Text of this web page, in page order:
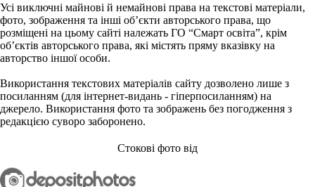
Усі виключні майнові й немайнові права на текстові матеріали,
фото, зображення та інші об’єкти авторського права, що
розміщені на цьому сайті належать ГО “Смарт освіта”, крім
об’єктів авторського права, які містять пряму вказівку на
авторство іншої особи.
Використання текстових матеріалів сайту дозволено лише з
посиланням (для інтернет-видань - гіперпосиланням) на
джерело. Використання фото та зображень без погодження з
редакцією суворо заборонено.
Стокові фото від